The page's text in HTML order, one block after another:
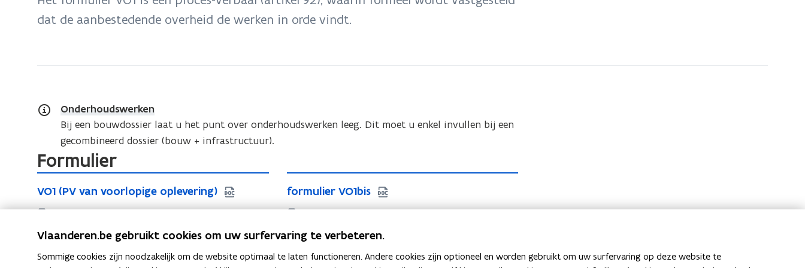
dat de aanbestedende overheid de werken in orde vindt.
Onderhoudswerken
Bij een bouwdossier laat u het punt over onderhoudswerken leeg. Dit moet u enkel invullen bij een
gecombineerd dossier (bouw + infrastructuur).
Formulier
O
1
V
VO1 (PV van voorlopige oplevering)
V
O
(
V
DOCX • 2,2MB
proces-verbaal van voorlopige oplevering
o
r
m
l
formulier VO1bis
f
o
m
l
DOCX • 2,2MB
proces-verbaal van weigering van voorlopige
oplevering
Vlaanderen.be gebruikt cookies om uw surfervaring te verbeteren.
Sommige cookies zijn noodzakelijk om de website optimaal te laten functioneren. Andere cookies zijn optioneel en worden gebruikt om uw surfervaring op deze website te